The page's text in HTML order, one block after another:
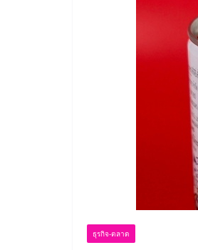
ธุรกิจ-ตลาด